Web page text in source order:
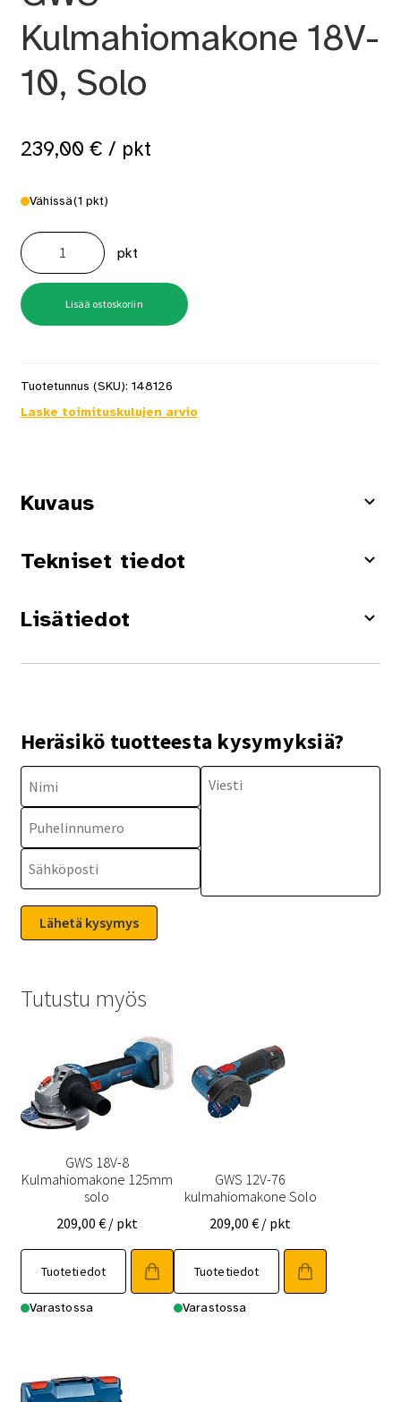
Kulmahiomakone 18V-
10, Solo
239,00 € / pkt
Vähissä(1 pkt)
GWS
Kulmahiomakone
18V-
10,
Solo
määrä
pkt
Lisää ostoskoriin
Tuotetunnus (SKU): 148126
Laske toimituskulujen arvio
Kuvaus
Tekniset tiedot
Lisätiedot
Heräsikö tuotteesta kysymyksiä?
Tutustu myös
GWS 18V-8
Kulmahiomakone 125mm
solo
209,00 € / pkt
Tuotetiedot
Varastossa
GWS 12V-76
kulmahiomakone Solo
209,00€ / pkt
Tuotetiedot
Varastossa